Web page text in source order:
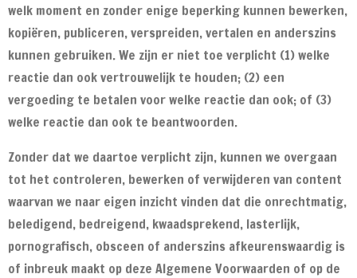
welk moment en zonder enige beperking kunnen bewerken,
kopiëren, publiceren, verspreiden, vertalen en anderszins
kunnen gebruiken. We zijn er niet toe verplicht (1) welke
reactie dan ook vertrouwelijk te houden; (2) een
vergoeding te betalen voor welke reactie dan ook; of (3)
welke reactie dan ook te beantwoorden.
Zonder dat we daartoe verplicht zijn, kunnen we overgaan
tot het controleren, bewerken of verwijderen van content
waarvan we naar eigen inzicht vinden dat die onrechtmatig,
beledigend, bedreigend, kwaadsprekend, lasterlijk,
pornografisch, obsceen of anderszins afkeurenswaardig is
of inbreuk maakt op deze Algemene Voorwaarden of op de